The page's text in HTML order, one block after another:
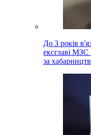
До 3 років
ексглаві
за